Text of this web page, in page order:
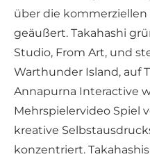
über die
geäußert. Takahashi
Studio, From Art, und
Warthunder Island, auf
Annapurna Interactive
Mehrspielervideo Spiel
kreative
konzentriert.